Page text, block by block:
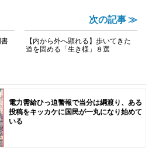
次の記事 ≫
【内から外へ顕れる】歩いてきた
道を固める「生き様」８選
電力需給ひっ迫警報で当分は綱渡り、ある
投稿をキッカケに国民が一丸になり始めて
いる